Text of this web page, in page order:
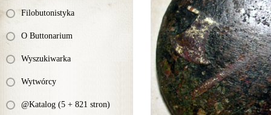
Filobutonistyka
O Buttonarium
Wyszukiwarka
Wytwórcy
@Katalog (5 + 821 stron)